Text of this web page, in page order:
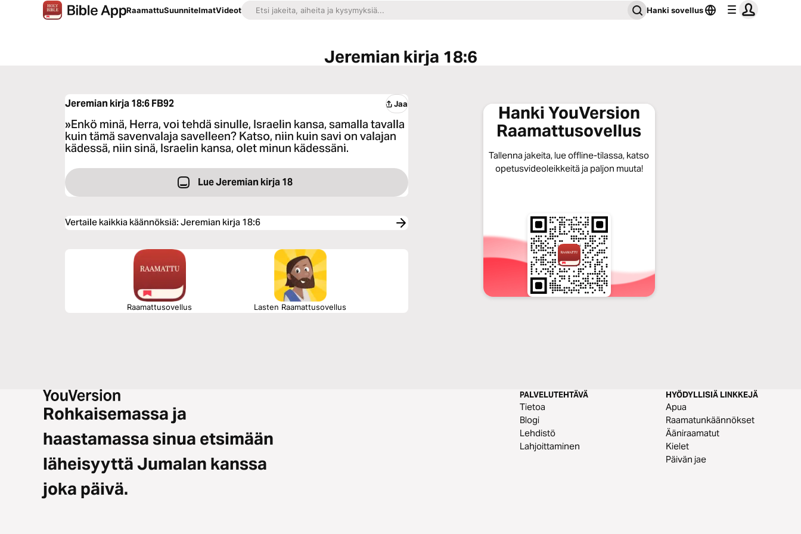
RaamattuSuunnitelmatVideot Hanki sovellus
Jeremian kirja 18:6
Jeremian kirja 18:6FB92 Jaa
»Enkö minä, Herra, voi tehdä sinulle, Israelin kansa, samalla tavalla
kuin tämä savenvalaja savelleen? Katso, niin kuin savi on valajan
kädessä, niin sinä, Israelin kansa, olet minun kädessäni.
Lue Jeremian kirja 18
Vertaile kaikkia käännöksiä:Jeremian kirja 18:6
Raamattusovellus Lasten Raamattusovellus
Hanki YouVersion
Raamattusovellus
Tallenna jakeita, lue offline-tilassa, katso
opetusvideoleikkeitä ja paljon muuta!
Rohkaisemassa ja
haastamassa sinua etsimään
läheisyyttä Jumalan kanssa
joka päivä.
PALVELUTEHTÄVÄ
Tietoa
Blogi
Lehdistö
Lahjoittaminen
HYÖDYLLISIÄ LINKKEJÄ
Apua
Raamatunkäännökset
Ääniraamatut
Kielet
Päivän jae